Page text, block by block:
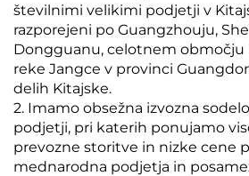
številnimi velikimi podjetji v
razporejeni po Guangzhouju,
Dongguanu, celotnem območju
reke Jangce v provinci
delih Kitajske.
2. Imamo obsežna izvozna
podjetji, pri katerih ponujamo
prevozne storitve in nizke cene
mednarodna podjetja in